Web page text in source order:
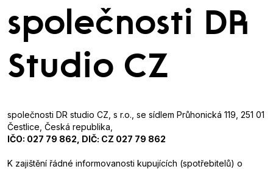
společnosti DR
Studio CZ
společnosti DR studio CZ, s r.o., se sídlem Průhonická 119, 251 01
Čestlice, Česká republika,
IČO: 027 79 862, DIČ: CZ 027 79 862
K zajištění řádné informovanosti kupujících (spotřebitelů) o